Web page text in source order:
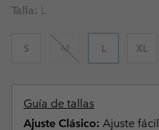
Talla: L
S M L XL
Guía de tallas
Ajuste Clásico: Ajuste